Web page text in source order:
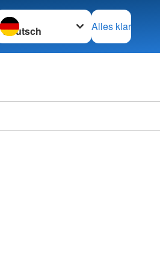
wechseln zu
Alles klar